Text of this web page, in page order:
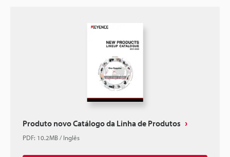
Produto novo Catálogo da Linha de Produtos
PDF: 10.2MB/Inglês